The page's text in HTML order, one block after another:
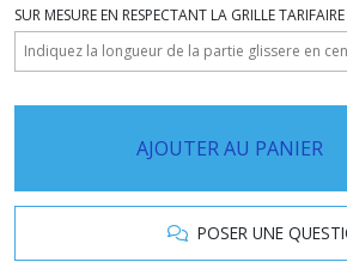
SUR MESURE EN RESPECTANT LA GRILLE TARIFAIRE
AJOUTER AU PANIER
POSER UNE